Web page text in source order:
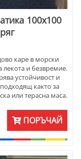
100х100
каре в морски
лекота и безвремие.
устойчивост и
както за
или терасна маса.
това каре е
или
употреба, и с
по-специална.
ПОРЪЧАЙ